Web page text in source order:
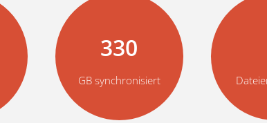
330
GB synchronisiert